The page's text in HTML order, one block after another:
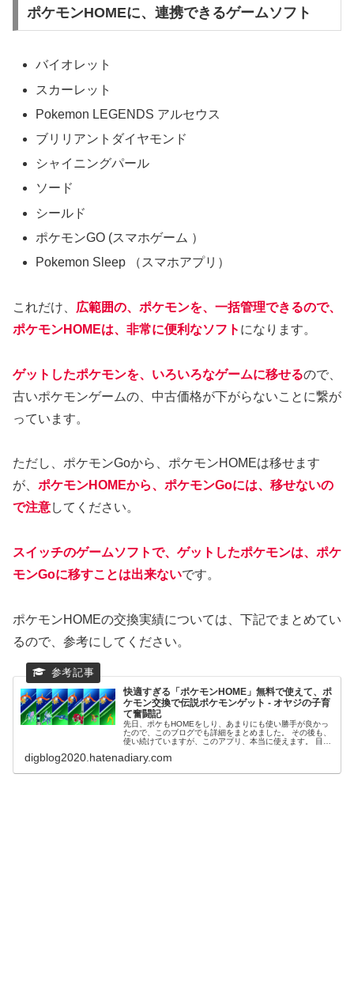
ポケモンHOMEに、連携できるゲームソフト
バイオレット
スカーレット
Pokemon LEGENDS アルセウス
ブリリアントダイヤモンド
シャイニングパール
ソード
シールド
ポケモンGO (スマホゲーム ）
Pokemon Sleep （スマホアプリ）
これだけ、 広範囲の、ポケモンを、一括管理できるので、
ポケモンHOMEは、非常に便利なソフト になります。
ゲットしたポケモンを、いろいろなゲームに移せるので、
古いポケモンゲームの、中古価格が下がらないことに繋が
っています。
ただし、ポケモンGoから、ポケモンHOMEは移せます
が、 ポケモンHOMEから、ポケモンGoには、移せないの
で注意してください。
スイッチのゲームソフトで、ゲットしたポケモンは、ポケ
モンGoに移すことは出来ないです。
ポケモンHOMEの交換実績については、下記でまとめてい
るので、参考にしてください。
快適すぎる「ポケモンHOME」無料で使えて、ポ
ケモン交換で伝説ポケモンゲット - オヤジの子育
て奮闘記
先日、ポケもHOMEをしり、あまりにも使い勝手が良かっ
たので、このブログでも詳細をまとめました。 その後も、
使い続けていますが、このアプリ、本当に使えます。 目的
モンを集めることです。 ポ...
digblog2020.hatenadiary.com